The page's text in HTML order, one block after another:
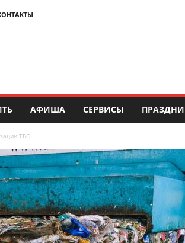
АФИША СЕРВИСЫ
ТБО